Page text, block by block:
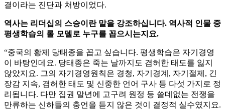
결이라는 진단과 처방이었다.
역사는 리더십의 스승이란 말을 강조하십니다. 역사적 인물 중
평생학습의 롤 모델로 누구를 꼽으시는지요.
“중국의 황제 당태종을 꼽고 싶습니다. 평생학습은 자기경영
이 바탕인데요. 당태종은 죽는 날까지도 겸허한 태도를 잃지
않았지요. 그의 자기경영원칙은 경청, 자기경계, 자기절제, 긴
장감 지속, 겸허한 태도 및 신중한 언어 구사 등 다섯 가지로 정
리됩니다. 다만 집권 말년에 고구려 원정 등 쓸데없는 전쟁을
만류하는 신하들의 충언을 듣지 않은 것이 결정적 실수였지요.